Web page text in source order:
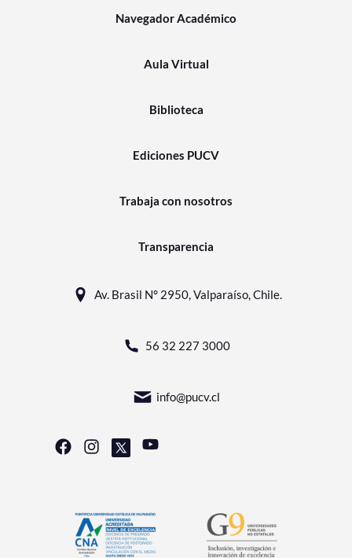
Navegador Académico
Aula Virtual
Biblioteca
Ediciones PUCV
Trabaja con nosotros
Transparencia
Av. Brasil N° 2950, Valparaíso, Chile.
56 32 227 3000
info@pucv.cl